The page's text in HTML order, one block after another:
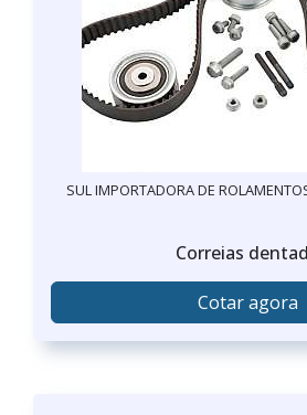
SUL IMPORTADORA DE
Correias
Cotar agora